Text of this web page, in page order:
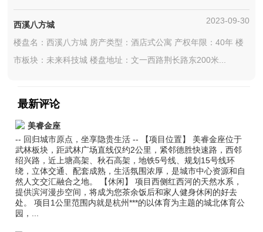
西溪八方城 2023-09-30
楼盘名：西溪八方城 房产类型：酒店式公寓 产权年限：40年 楼
市板块：未来科技城 楼盘地址：文一西路荆长路东200米...
最新评论
美睿金座
-- 回归城市原点，坐享隐贵生活 -- 【项目位置】 美睿金座位于
武林板块，距武林广场直线仅约2公里，紧邻德胜快速路，西邻
绍兴路，近上塘高架、秋石高架，地铁5号线、规划15号线环
绕，立体交通、配套成熟，生活氛围浓厚，是城市中心资源和自
然人文交汇融合之地。 【休闲】 项目西侧红西河的天然水系，
提供滨河漫步空间，将成为您茶余饭后和家人健身休闲的好去
处。 项目1公里范围内就是杭州***的以体育为主题的城北体育公
园，...